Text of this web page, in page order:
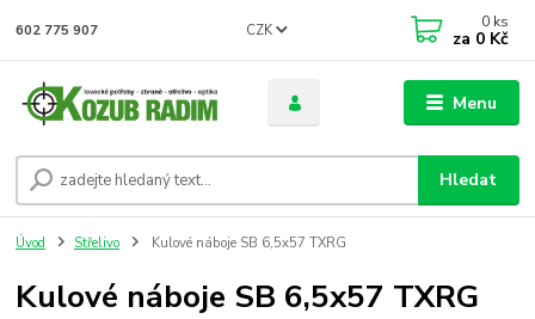
Menu
CZK
Hledat
602 775 907 0 ks
za 0 Kč
Úvod Střelivo Kulové náboje SB 6,5x57 TXRG
Kulové náboje SB 6,5x57 TXRG